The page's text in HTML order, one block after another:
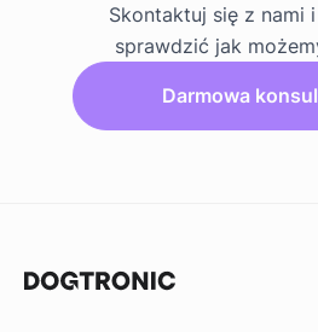
Skontaktuj się z nami
sprawdzić jak
Darmowa